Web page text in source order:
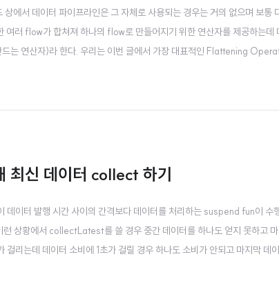
서 데이터 파이프라인은 그 자체로 사용되는 경우는 거의 없으며 보통
러 flow가 합쳐져 하나의 flow로 만들어지기 위한 연산자를 제공하는데
연산자)라 한다. 우리는 이번 글에서 가장 대표적인 Flattening
신 데이터 collect 하기
이터 발행 시간 사이의 간격보다 데이터를 처리하는 suspend fun이 수
상황에서 collectLatest를 쓸 경우 중간 데이터를 하나도 얻지 못하고
리는데 데이터 소비에 1초가 걸릴 경우 하나도 소비가 안되고 마지막 데